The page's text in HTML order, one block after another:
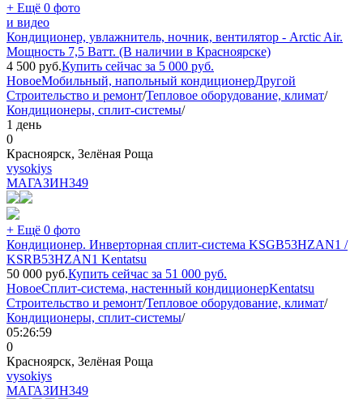
+ Ещё 0 фото
и видео
Кондиционер, увлажнитель, ночник, вентилятор - Arctic Air.
Мощность 7,5 Ватт. (В наличии в Красноярске)
4 500 руб.Купить сейчас за 5 000 руб.
НовоеМобильный, напольный кондиционерДругой
Строительство и ремонт/Тепловое оборудование, климат/
Кондиционеры, сплит-системы/
1 день
0
Красноярск, Зелёная Роща
vysokiys
МАГАЗИН349
+ Ещё 0 фото
Кондиционер. Инверторная сплит-система KSGB53HZAN1 /
KSRB53HZAN1 Kentatsu
50 000 руб.Купить сейчас за 51 000 руб.
НовоеСплит-система, настенный кондиционерKentatsu
Строительство и ремонт/Тепловое оборудование, климат/
Кондиционеры, сплит-системы/
05:26:59
0
Красноярск, Зелёная Роща
vysokiys
МАГАЗИН349